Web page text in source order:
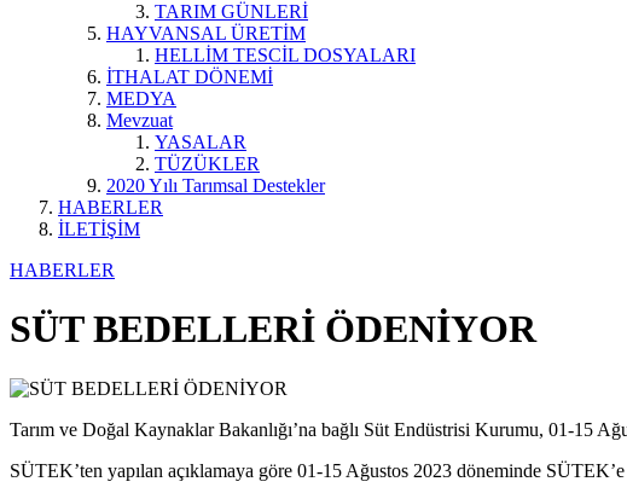
TARIM GÜNLERİ
HAYVANSAL ÜRETİM
HELLİM TESCİL DOSYALARI
İTHALAT DÖNEMİ
MEDYA
Mevzuat
YASALAR
TÜZÜKLER
2020 Yılı Tarımsal Destekler
HABERLER
İLETİŞİM
HABERLER
SÜT BEDELLERİ ÖDENİYOR
Tarım ve Doğal Kaynaklar Bakanlığı’na bağlı Süt Endüstrisi Kurumu, 01-15
SÜTEK’ten yapılan açıklamaya göre 01-15 Ağustos 2023 döneminde